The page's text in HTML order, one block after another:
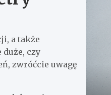
a także
czy
zwróćcie uwagę